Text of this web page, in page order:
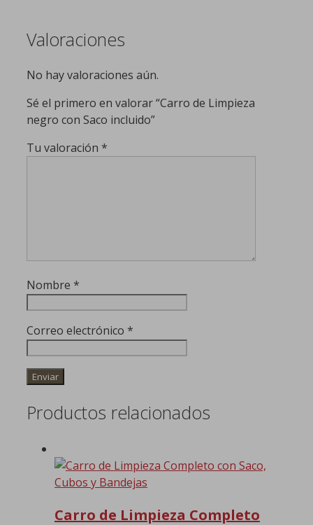
Valoraciones
No hay valoraciones aún.
Sé el primero en valorar “Carro de Limpieza
negro con Saco incluido”
Tu valoración *
Nombre *
Correo electrónico *
Productos relacionados
Carro de Limpieza Completo